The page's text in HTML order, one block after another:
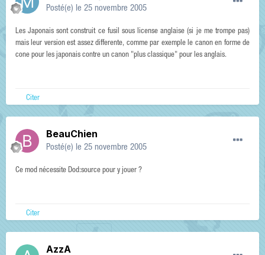
Posté(e) le 25 novembre 2005
Les Japonais sont construit ce fusil sous license anglaise (si je me trompe pas)
mais leur version est assez differente, comme par exemple le canon en forme de
cone pour les japonais contre un canon "plus classique" pour les anglais.
Citer
BeauChien
Posté(e) le 25 novembre 2005
Ce mod nécessite Dod:source pour y jouer ?
Citer
AzzA